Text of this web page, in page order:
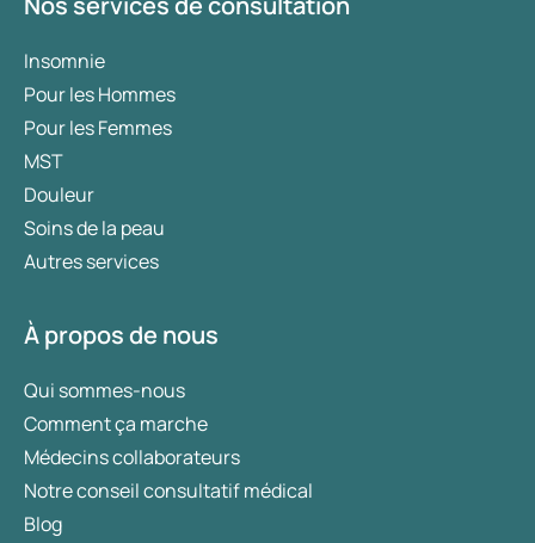
Insomnie
Pour les Hommes
Pour les Femmes
MST
Douleur
Soins de la peau
Autres services
À propos de nous
Qui sommes-nous
Comment ça marche
Médecins collaborateurs
Notre conseil consultatif médical
Blog